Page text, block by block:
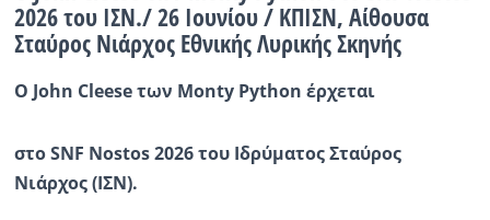
Ραδιόφωνο LIVE
Πολιτισμός
2026 του ΙΣΝ./ 26 Ιουνίου / ΚΠΙΣΝ, Aίθουσα
Σταύρος Νιάρχος Εθνικής Λυρικής Σκηνής
O John Cleeseτων Monty Python έρχεται
στοSNF Nostos2026 του Ιδρύματος Σταύρος
Νιάρχος (ΙΣΝ).